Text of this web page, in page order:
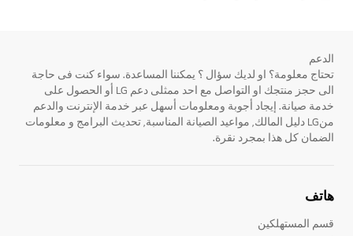
الدعم
تحتاج معلومة؟ او لديك سؤال ؟ يمكننا المساعدة. سواء كنت فى حاجة
الى حجز منتجك او التواصل مع احد ممثلى دعم LG أو الحصول على
خدمة صيانة. إيجاد أجوبة ومعلومات أسهل عبر خدمة الإنترنت والدعم
منLG دليل المالك, مواعيد الصيانة المناسبة, تحديث البرامج و معلومات
الضمان كل هذا بمجرد نقرة.
هاتف
قسم المستهلكين